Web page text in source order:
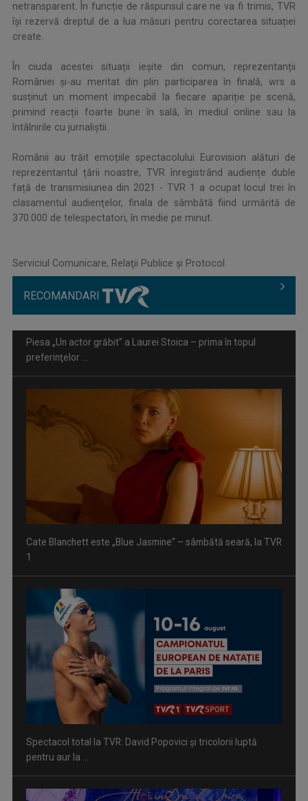
netransparent. În funcție de răspunsul care ne va fi trimis, TVR
își rezervă dreptul de a lua măsuri pentru corectarea situației
create.
În ciuda acestei situații ieșite din comun, reprezentanții
României și-au meritat din plin participarea în finală, wrs a
susținut un moment impecabil la fiecare apariție pe scenă,
primind reacții foarte bune în sală, în mediul online sau la
întâlnirile cu jurnaliștii.
Românii au trăit emoțiile spectacolului Eurovision alături de
reprezentantul țării noastre, TVR înregistrând audiențe duble
față de transmisiunea din 2021 - TVR 1 a ocupat locul trei în
clasamentul audienţelor, finala de sâmbătă fiind urmărită de
370.000 de telespectatori, în medie pe minut.
Serviciul Comunicare, Relaţii Publice şi Protocol
RECOMANDARI
Cate Blanchett este „Blue Jasmine” – sâmbătă seară, la TVR
Spectacol total la TVR: David Popovici și tricolorii luptă
pentru aur la ...